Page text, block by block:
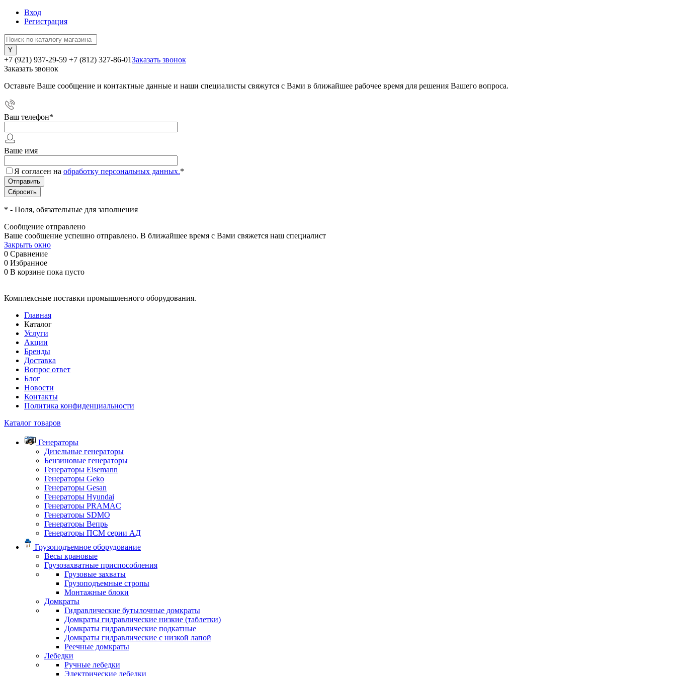
Вход
Регистрация
+7 (921) 937-29-59 +7 (812) 327-86-01Заказать звонок
Заказать звонок
Оставьте Ваше сообщение и контактные данные и наши специалисты свяжутся с Вами в ближайшее рабочее время для решения Вашего вопроса.
Ваш телефон*
Ваше имя
Я согласен на обработку персональных данных.*
* - Поля, обязательные для заполнения
Сообщение отправлено
Ваше сообщение успешно отправлено. В ближайшее время с Вами свяжется наш специалист
Закрыть окно
0 Сравнение
0 Избранное
0 В корзине пока пусто
Комплексные поставки промышленного оборудования.
Главная
Каталог
Услуги
Акции
Бренды
Доставка
Вопрос ответ
Блог
Новости
Контакты
Политика конфиденциальности
Каталог товаров
Генераторы
Дизельные генераторы
Бензиновые генераторы
Генераторы Eisemann
Генераторы Geko
Генераторы Gesan
Генераторы Hyundai
Генераторы PRAMAC
Генераторы SDMO
Генераторы Вепрь
Генераторы ПСМ серии АД
Грузоподъемное оборудование
Весы крановые
Грузозахватные приспособления
Грузовые захваты
Грузоподъемные стропы
Монтажные блоки
Домкраты
Гидравлические бутылочные домкраты
Домкраты гидравлические низкие (таблетки)
Домкраты гидравлические подкатные
Домкраты гидравлические с низкой лапой
Реечные домкраты
Лебедки
Ручные лебедки
Электрические лебедки